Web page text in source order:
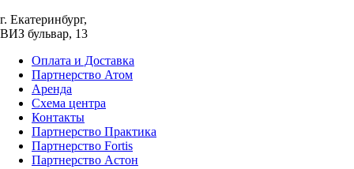
г. Екатеринбург,
ВИЗ бульвар, 13
Оплата и Доставка
Партнерство Атом
Аренда
Схема центра
Контакты
Партнерство Практика
Партнерство Fortis
Партнерство Астон